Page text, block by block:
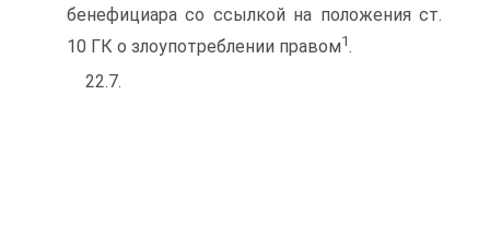
бене­фициара со ссылкой на положения ст.
10 ГК о злоупотреблении правом1.
22.7.